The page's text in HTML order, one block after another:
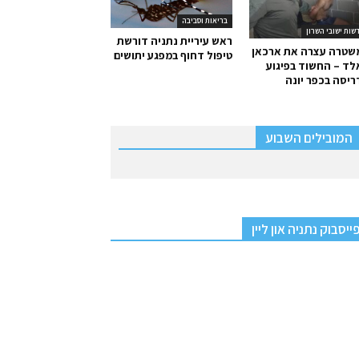
בריאות וסביבה
ראש עיריית נתניה דורשת
טיפול דחוף במפגע יתושים
ישובי השרון
עצרה את ארכאן
– החשוד בפיגוע
בכפר יונה
המובילים השבוע
פייסבוק נתניה און ליין